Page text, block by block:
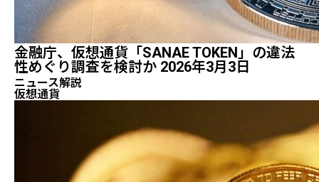
金融庁、仮想通貨「SANAE TOKEN」の違法
性めぐり調査を検討か 2026年3月3日
ニュース解説
仮想通貨